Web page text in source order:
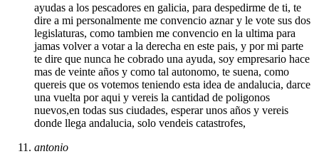
ayudas a los pescadores en galicia, para despedirme de ti, te
dire a mi personalmente me convencio aznar y le vote sus dos
legislaturas, como tambien me convencio en la ultima para
jamas volver a votar a la derecha en este pais, y por mi parte
te dire que nunca he cobrado una ayuda, soy empresario hace
mas de veinte años y como tal autonomo, te suena, como
quereis que os votemos teniendo esta idea de andalucia, darce
una vuelta por aqui y vereis la cantidad de poligonos
nuevos,en todas sus ciudades, esperar unos años y vereis
donde llega andalucia, solo vendeis catastrofes,
antonio